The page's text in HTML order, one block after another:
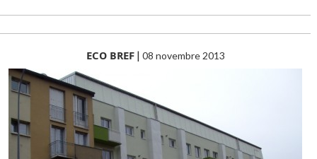
ECO BREF| 08 novembre 2013